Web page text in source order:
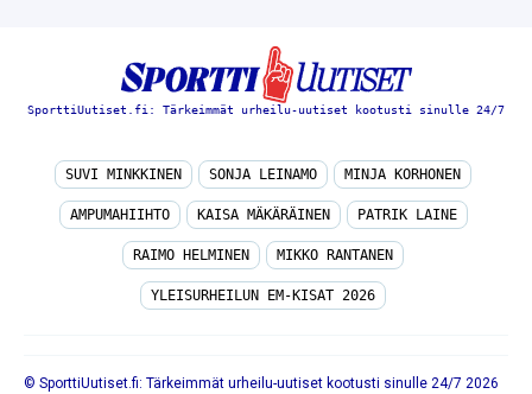
SporttiUutiset.fi: Tärkeimmät urheilu-uutiset kootusti sinulle 24/7
AMPUMAHIIHTO KAISA MÄKÄRÄINEN PATRIK LAINE
RAIMO HELMINEN MIKKO RANTANEN
YLEISURHEILUN EM-KISAT 2026
TIETOA MEISTÄ/🇬🇧 SPORTIVO NETWORK/ KÄYTTÖEHDOT